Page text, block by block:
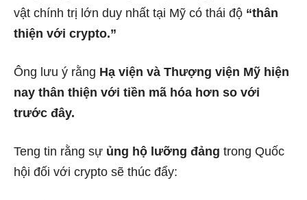
vật chính trị lớn duy nhất tại Mỹ có thái độ “thân
thiện với crypto.”
Ông lưu ý rằng Hạ viện và Thượng viện Mỹ hiện
nay thân thiện với tiền mã hóa hơn so với
trước đây.
Teng tin rằng sự ủng hộ lưỡng đảng trong Quốc
hội đối với crypto sẽ thúc đẩy: